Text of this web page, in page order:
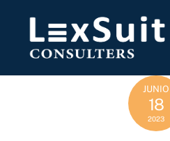
content
JUNIO
18
2023